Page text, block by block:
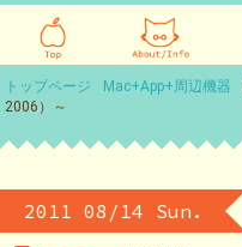
トップページ Mac+App+周辺機器
2006）～
2011 08/14 Sun.